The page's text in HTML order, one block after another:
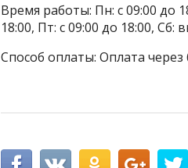
Время работы: Пн: с 09:00 до
18:00, Пт: с 09:00 до 18:00,
Способ оплаты: Оплата через